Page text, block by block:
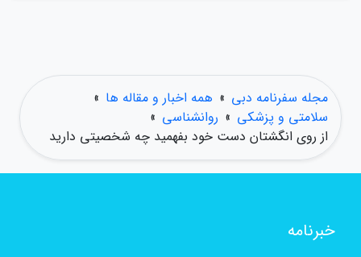
مجله سفرنامه دبی » همه اخبار و مقاله ها »
سلامتی و پزشکی » روانشناسی »
از روی انگشتان دست خود بفهمید چه شخصیتی دارید
خبرنامه